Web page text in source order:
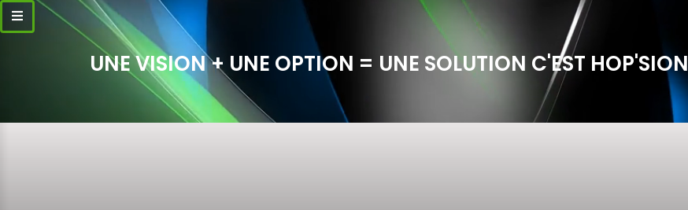
UNE VISION + UNE OPTION = UNE SOLUTION C'EST HOP'SION